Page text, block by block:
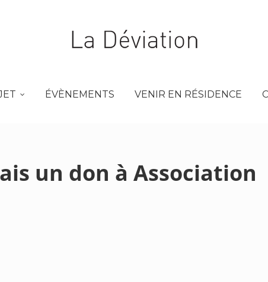
ÉVÈNEMENTS VENIR EN RÉSIDENCE
un don à Association